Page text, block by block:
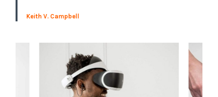
Keith V. Campbell